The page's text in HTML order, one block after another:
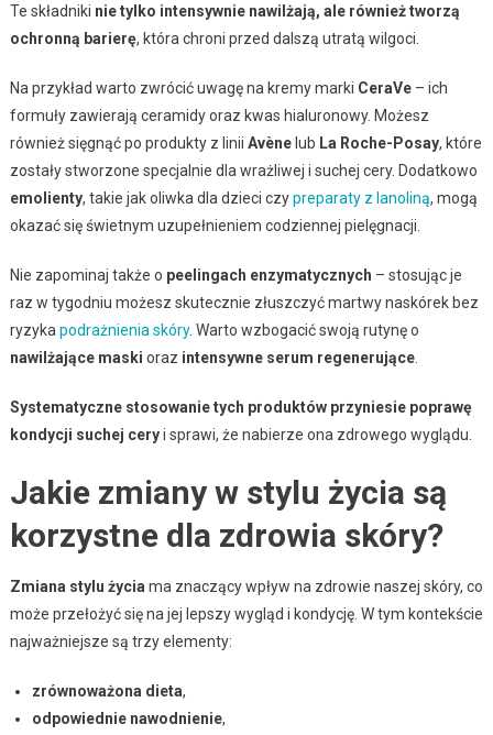
Te składniki nie tylko intensywnie nawilżają, ale również tworzą
ochronną barierę, która chroni przed dalszą utratą wilgoci.
Na przykład warto zwrócić uwagę na kremy marki CeraVe– ich
formuły zawierają ceramidy oraz kwas hialuronowy. Możesz
również sięgnąć po produkty z linii Avènelub La Roche-Posay, które
zostały stworzone specjalnie dla wrażliwej i suchej cery. Dodatkowo
emolienty, takie jak oliwka dla dzieci czypreparaty z lanoliną, mogą
okazać się świetnym uzupełnieniem codziennej pielęgnacji.
Nie zapominaj także o peelingach enzymatycznych – stosując je
raz w tygodniu możesz skutecznie złuszczyć martwy naskórek bez
ryzyka podrażnienia skóry. Warto wzbogacić swoją rutynę o
nawilżające maski oraz intensywne serum regenerujące.
Systematyczne stosowanie tych produktów przyniesie poprawę
kondycji suchej ceryi sprawi, że nabierze ona zdrowego wyglądu.
Jakie zmiany w stylu życia są
korzystne dla zdrowia skóry?
Zmiana stylu życia ma znaczący wpływ na zdrowie naszej skóry, co
może przełożyć się na jej lepszy wygląd i kondycję. W tym kontekście
najważniejsze są trzy elementy:
zrównoważona dieta,
odpowiednie nawodnienie,